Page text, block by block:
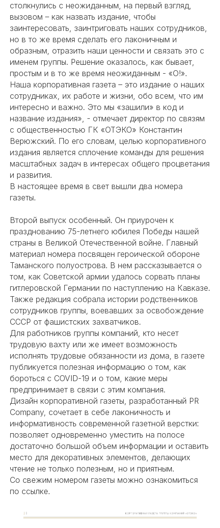
столкнулись с неожиданным, на первый взгляд,
вызовом – как назвать издание, чтобы
заинтересовать, заинтриговать наших сотрудников,
но в то же время сделать его лаконичным и
образным, отразить наши ценности и связать это с
именем группы. Решение оказалось, как бывает,
простым и в то же время неожиданным - «О!».
Наша корпоративная газета – это издание о наших
сотрудниках, их работе и жизни, обо всем, что им
интересно и важно. Это мы «зашили» в код и
название издания», - отмечает директор по связям
с общественностью ГК «ОТЭКО» Константин
Верюжский. По его словам, целью корпоративного
издания является сплочение команды для решения
масштабных задач в интересах общего процветания
и развития.
В настоящее время в свет вышли два номера
газеты.
Второй выпуск особенный. Он приурочен к
празднованию 75-летнего юбилея Победы нашей
страны в Великой Отечественной войне. Главный
материал номера посвящен героической обороне
Таманского полуострова. В нем рассказывается о
том, как Советской армии удалось сорвать планы
гитлеровской Германии по наступлению на Кавказе.
Также редакция собрала истории родственников
сотрудников группы, воевавших за освобождение
СССР от фашистских захватчиков.
Для работников группы компаний, кто несет
трудовую вахту или же имеет возможность
исполнять трудовые обязанности из дома, в газете
публикуется полезная информацию о том, как
бороться с COVID-19 и о том, какие меры
предпринимает в связи с этим компания.
Дизайн корпоративной газеты, разработанный PR
Company, сочетает в себе лаконичность и
информативность современной газетной верстки:
позволяет одновременно уместить на полосе
достаточно большой объем информации и оставить
место для декоративных элементов, делающих
чтение не только полезным, но и приятным.
Со свежим номером газеты можно ознакомиться
по ссылке.